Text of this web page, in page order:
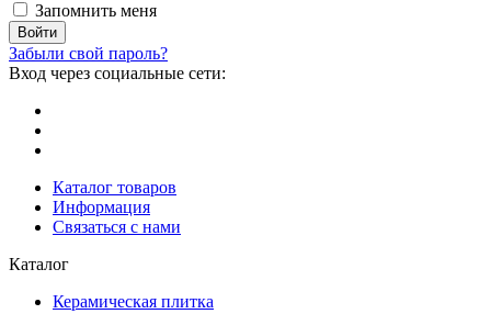
Запомнить меня
Забыли свой пароль?
Вход через социальные сети:
Каталог товаров
Информация
Связаться с нами
Каталог
Керамическая плитка